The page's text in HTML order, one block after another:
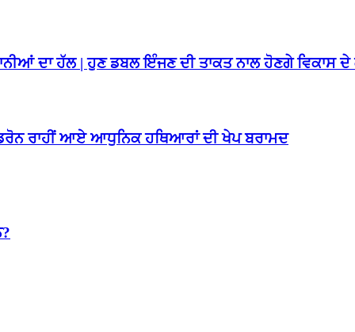
ਦਾ ਹੱਲ | ਹੁਣ ਡਬਲ ਇੰਜਣ ਦੀ ਤਾਕਤ ਨਾਲ ਹੋਣਗੇ ਵਿਕਾਸ ਦੇ
ਡਰੋਨ ਰਾਹੀਂ ਆਏ ਆਧੁਨਿਕ ਹਥਿਆਰਾਂ ਦੀ ਖੇਪ ਬਰਾਮਦ